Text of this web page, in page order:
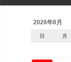
2026年8月
日 月